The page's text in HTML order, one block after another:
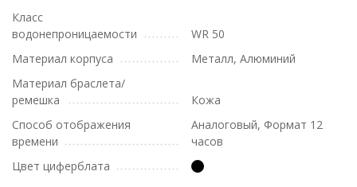
Класс
водонепроницаемости
WR 50
Материал корпуса
Металл, Алюминий
Материал браслета/
ремешка
Кожа
Способ отображения
времени
Аналоговый, Формат 12
часов
Цвет циферблата